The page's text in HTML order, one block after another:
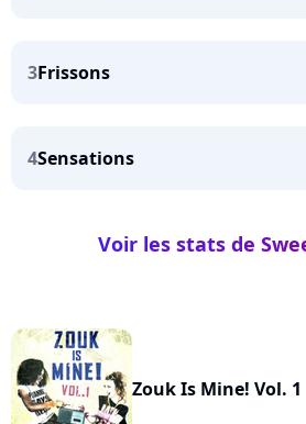
3Frissons
4Sensations
Voir les stats de
Zouk Is Mine! Vol. 1